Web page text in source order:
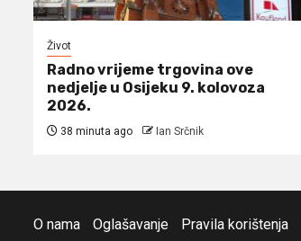
Život
Radno vrijeme trgovina ove
nedjelje u Osijeku 9. kolovoza
2026.
38 minuta ago Ian Srčnik
O nama Oglašavanje Pravila korištenja